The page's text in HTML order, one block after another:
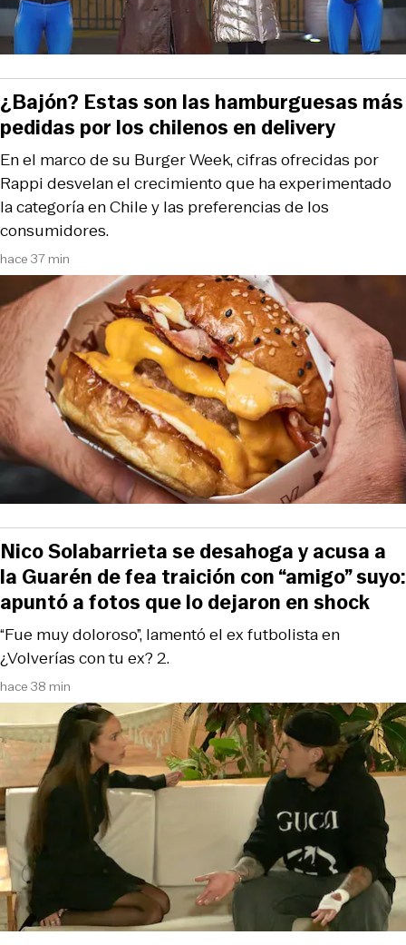
hace 37 min
En el marco de su Burger Week, cifras ofrecidas por
Rappi desvelan el crecimiento que ha experimentado
la categoría en Chile y las preferencias de los
consumidores.
¿Bajón? Estas son las hamburguesas más
pedidas por los chilenos en delivery
hace 38 min
“Fue muy doloroso”, lamentó el ex futbolista en
¿Volverías con tu ex? 2.
Nico Solabarrieta se desahoga y acusa a
la Guarén de fea traición con “amigo” suyo:
apuntó a fotos que lo dejaron en shock